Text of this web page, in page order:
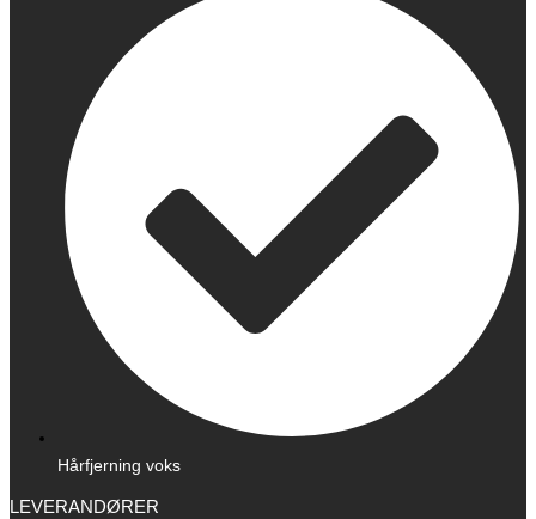
Hårfjerning voks
LEVERANDØRER